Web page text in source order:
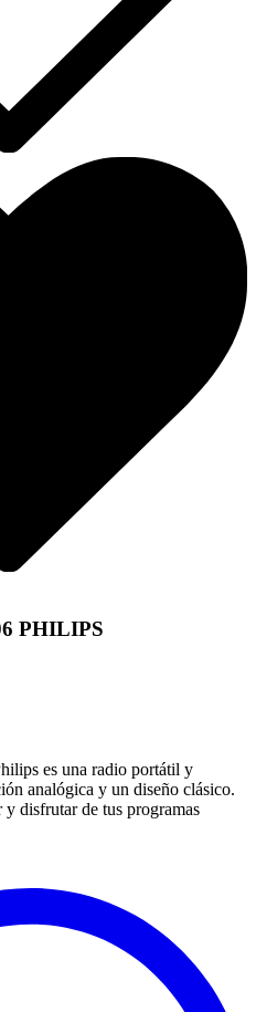
PHILIPS
es una radio portátil y
analógica y un diseño clásico.
disfrutar de tus programas